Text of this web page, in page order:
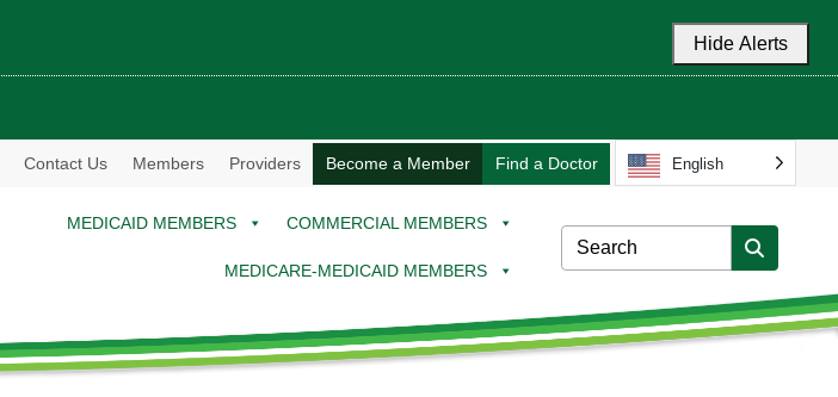
Hide Alerts
Contact Us Members Providers Become a Member Find a Doctor English
MEDICAID MEMBERS COMMERCIAL MEMBERS
MEDICARE-MEDICAID MEMBERS